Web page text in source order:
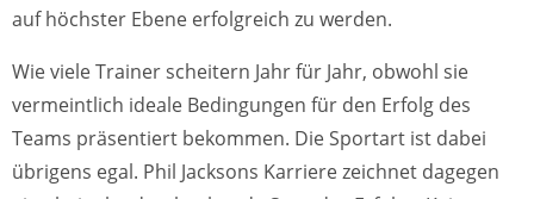
auf höchster Ebene erfolgreich zu werden.
Wie viele Trainer scheitern Jahr für Jahr, obwohl sie
vermeintlich ideale Bedingungen für den Erfolg des
Teams präsentiert bekommen. Die Sportart ist dabei
übrigens egal. Phil Jacksons Karriere zeichnet dagegen